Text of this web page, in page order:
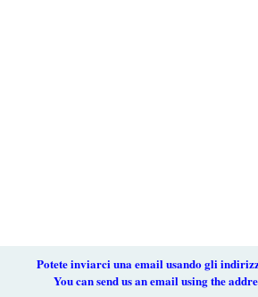
Potete inviarci una email usando gli
You can send us an email using the